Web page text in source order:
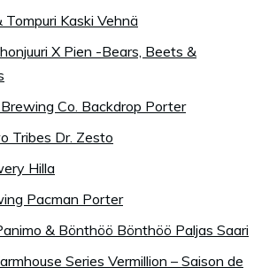
Tompuri Kaski Vehnä
X Pien -Bears, Beets &
Co. Backdrop Porter
Tribes Dr. Zesto
Hilla
Pacman Porter
& Bönthöö Bönthöö Paljas Saari
Series Vermillion – Saison de